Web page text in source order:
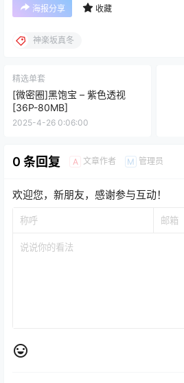
海报分享 收藏
神楽坂真冬
精选单套
[微密圈]黑饱宝 – 紫色透视
[36P-80MB]
2025-4-26 0:06:00
0 条回复 A 文章作者 M 管理员
欢迎您，新朋友，感谢参与互动！